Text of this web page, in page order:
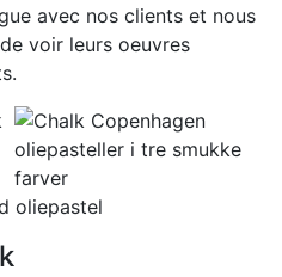
avec nos clients et nous
voir leurs oeuvres